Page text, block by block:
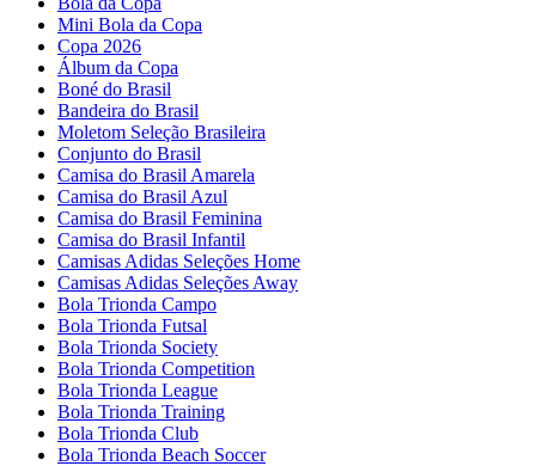
Mini Bola da Copa
Copa 2026
Álbum da Copa
Boné do Brasil
Bandeira do Brasil
Moletom Seleção Brasileira
Conjunto do Brasil
Camisa do Brasil Amarela
Camisa do Brasil Azul
Camisa do Brasil Feminina
Camisa do Brasil Infantil
Camisas Adidas Seleções Home
Camisas Adidas Seleções Away
Bola Trionda Campo
Bola Trionda Futsal
Bola Trionda Society
Bola Trionda Competition
Bola Trionda League
Bola Trionda Training
Bola Trionda Club
Bola Trionda Beach Soccer